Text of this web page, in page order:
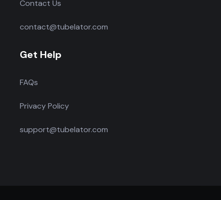
Contact Us
contact@tubelator.com
Get Help
FAQs
Privacy Policy
support@tubelator.com